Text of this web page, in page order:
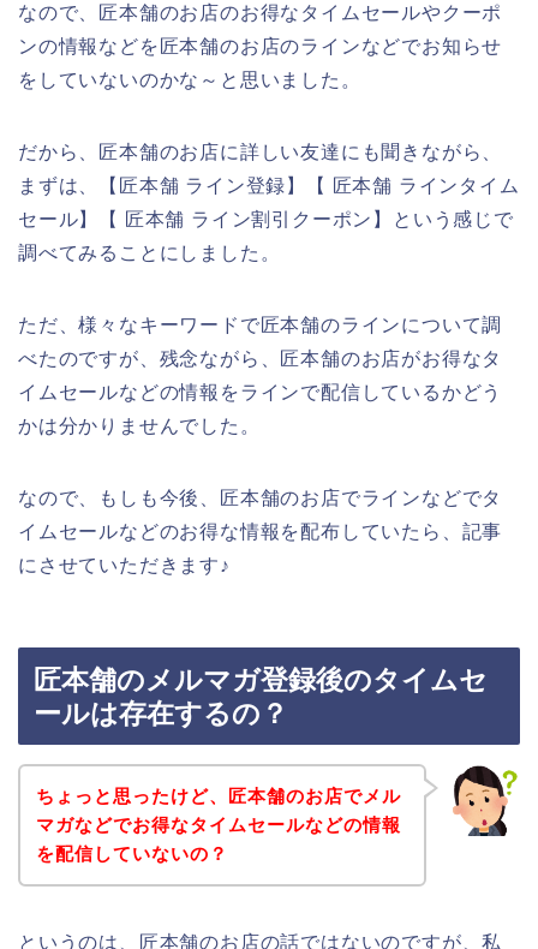
なので、匠本舗のお店のお得なタイムセールやクーポ
ンの情報などを匠本舗のお店のラインなどでお知らせ
をしていないのかな～と思いました。
だから、匠本舗のお店に詳しい友達にも聞きながら、
まずは、【匠本舗 ライン登録】【 匠本舗 ラインタイム
セール】【 匠本舗 ライン割引クーポン】という感じで
調べてみることにしました。
ただ、様々なキーワードで匠本舗のラインについて調
べたのですが、残念ながら、匠本舗のお店がお得なタ
イムセールなどの情報をラインで配信しているかどう
かは分かりませんでした。
なので、もしも今後、匠本舗のお店でラインなどでタ
イムセールなどのお得な情報を配布していたら、記事
にさせていただきます♪
匠本舗のメルマガ登録後のタイムセ
ールは存在するの？
ちょっと思ったけど、匠本舗のお店でメル
マガなどでお得なタイムセールなどの情報
を配信していないの？
というのは、匠本舗のお店の話ではないのですが、私